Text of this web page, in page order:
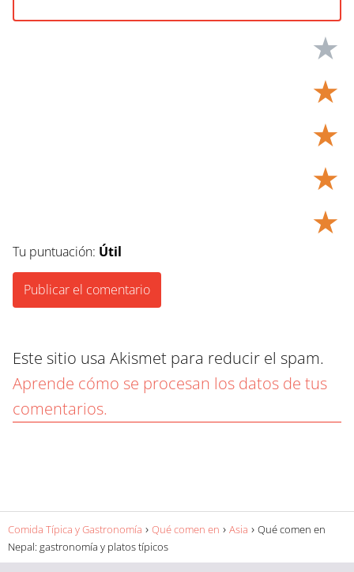
★
★
★
★
★
Tu puntuación: Útil
Este sitio usa Akismet para reducir el spam.
Aprende cómo se procesan los datos de tus
comentarios.
Comida Típica y Gastronomía Qué comen en Asia
Qué comen en
Nepal: gastronomía y platos típicos